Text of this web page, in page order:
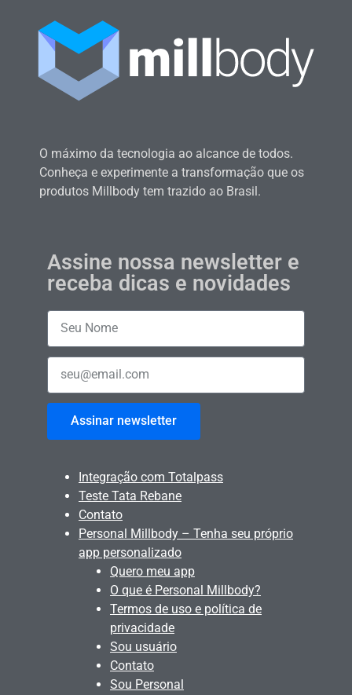
O máximo da tecnologia ao alcance de todos.
Conheça e experimente a transformação que os
produtos Millbody tem trazido ao Brasil.
Assine nossa newsletter e
receba dicas e novidades
Assinar newsletter
Integração com Totalpass
Teste Tata Rebane
Contato
Personal Millbody – Tenha seu próprio
app personalizado
Quero meu app
O que é Personal Millbody?
Termos de uso e política de
privacidade
Sou usuário
Contato
Sou Personal